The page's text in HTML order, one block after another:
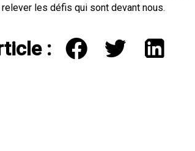
les défis qui sont devant nous.
: